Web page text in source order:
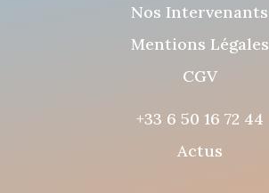
Nos Intervenants
Mentions Légales
CGV
+33 6 50 16 72 44
Actus